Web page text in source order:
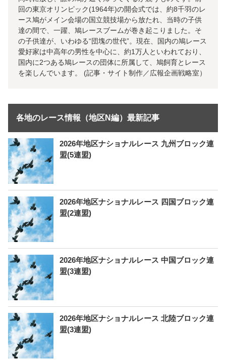
回の東京オリンピック(1964年)の開会式では、約8千羽のレ
ース鳩がメイン会場の国立競技場から放たれ、当時の子供
達の間で、一躍、鳩レースブームが巻き起こりました。そ
の子供達が、いわゆる“団塊の世代”。現在、国内の鳩レース
愛好家は中高年の男性を中心に、約1万人といわれており、
国内に2つある鳩レースの団体に所属して、鳩飼育とレース
を楽しんでいます。 (記事・サイト制作／広報企画戦略室）
各地のレース情報（地区N編）最新記事
2026年地区ナショナルレース 九州ブロック連
盟(5連盟)
2026年地区ナショナルレース 四国ブロック連
盟(2連盟)
2026年地区ナショナルレース 中国ブロック連
盟(3連盟)
2026年地区ナショナルレース 北陸ブロック連
盟(3連盟)